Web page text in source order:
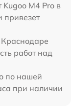
M4 Pro в
привезет
работ над
по нашей
при наличии